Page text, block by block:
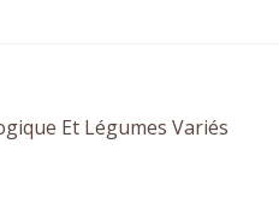
Et Légumes Variés